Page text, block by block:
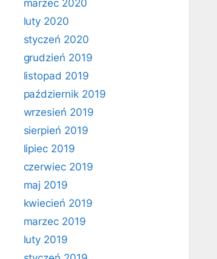
marzec 2020
luty 2020
styczeń 2020
grudzień 2019
listopad 2019
październik 2019
wrzesień 2019
sierpień 2019
lipiec 2019
czerwiec 2019
maj 2019
kwiecień 2019
marzec 2019
luty 2019